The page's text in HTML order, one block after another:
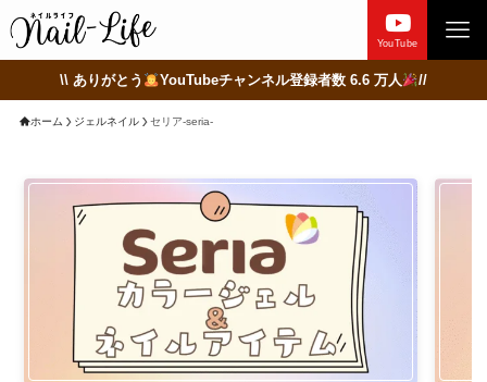
YouTube
\\ ありがとう YouTubeチャンネル登録者数 6.6 万人 //
ホーム ジェルネイル セリア-seria-